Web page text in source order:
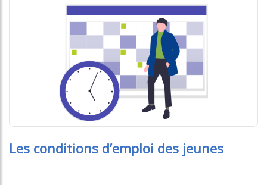
Les conditions d’emploi des jeunes